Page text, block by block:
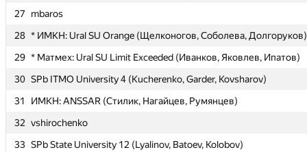
27
mbaros
28 * ИМКН: Ural SU Orange (Щелконогов, Соболева, Долгоруков)
29 * Матмех: Ural SU Limit Exceeded (Иванков, Яковлев, Ипатов)
30 SPb ITMO University 4 (Kucherenko, Garder, Kovsharov)
31
ИМКН: ANSSAR (Стилик, Нагайцев, Румянцев)
32 vshirochenko
33 SPb State University 12 (Lyalinov, Batoev, Kolobov)
27
mbaros
28 * ИМКН: Ural SU Orange (Щелконогов, Соболева, Долгоруков)
29 * Матмех: Ural SU Limit Exceeded (Иванков, Яковлев, Ипатов)
30 SPb ITMO University 4 (Kucherenko, Garder, Kovsharov)
31
ИМКН: ANSSAR (Стилик, Нагайцев, Румянцев)
32 vshirochenko
33 SPb State University 12 (Lyalinov, Batoev, Kolobov)